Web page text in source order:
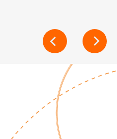
NAVIGATION
DE
L’ARTICLE